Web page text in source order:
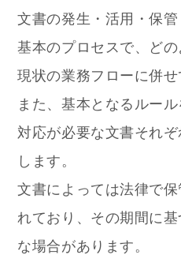
文書の発生・活用・保
基本のプロセスで、ど
現状の業務フローに併せ
また、基本となるルー
対応が必要な文書それ
します。
文書によっては法律で
れており、その期間に
な場合があります。